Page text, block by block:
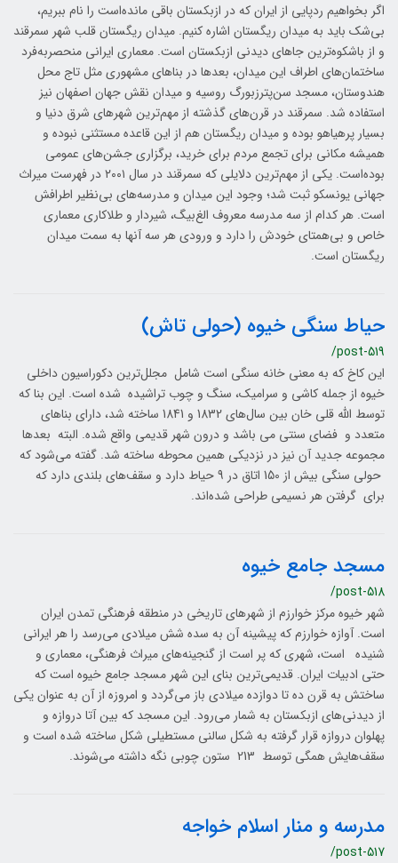
اگر بخواهیم ردپایی از ایران که در ازبکستان باقی مانده‌است را نام ببریم،
بی‌شک باید به میدان ریگستان اشاره کنیم. میدان ریگستان قلب شهر سمرقند
و از باشکوه‌ترین جاهای دیدنی ازبکستان است. معماری ایرانی منحصر‌به‌فرد
ساختمان‌های اطراف این میدان، بعدها در بناهای مشهوری مثل تاج محل
هندوستان، مسجد سن‌پترزبورگ روسیه و میدان نقش جهان اصفهان نیز
استفاده شد. سمرقند در قرن‌های گذشته از مهم‌ترین شهرهای شرق دنیا و
بسیار پرهیاهو بوده‌ و میدان ریگستان هم از این قاعده مستثنی نبوده و
همیشه مکانی برای تجمع مردم برای خرید، برگزاری جشن‌های عمومی
بوده‌است. یکی از مهم‌ترین دلایلی که سمرقند در سال ۲۰۰۱ در فهرست میراث
جهانی یونسکو ثبت شد؛ وجود این میدان و مدرسه‌های بی‌نظیر اطرافش
است. هر کدام از سه مدرسه معروف الغ‌بیگ، شیردار و طلاکاری معماری
خاص و بی‌همتای خودش را دارد و ورودی هر سه آنها به سمت میدان
ریگستان است.
حیاط سنگی خیوه (حولی تاش)
/post-519
این کاخ که به معنی خانه سنگی است شامل مجلل‌ترین دکوراسیون داخلی
خیوه از جمله کاشی و سرامیک، سنگ و چوب تراشیده شده است. این بنا که
توسط الله قلی خان بین سال‌های 1832 و 1841 ساخته شد، دارای بناهای
متعدد و فضای سنتی می باشد و درون شهر قدیمی واقع شده. البته بعدها
مجموعه جدید آن نیز در نزدیکی همین محوطه ساخته شد. گفته می‌شود که
حولی سنگی بیش از 150 اتاق در 9 حیاط دارد و سقف‌های بلندی دارد که
برای گرفتن هر نسیمی طراحی شده‌اند.
مسجد جامع خیوه
/post-518
شهر خیوه مرکز خوارزم از شهرهای تاریخی در منطقه فرهنگی تمدن ایران
است. آوازه خوارزم که پیشینه آن به سده شش میلادی می‌رسد را هر ایرانی
شنیده است، شهری که پر است از گنجینه‌های میراث فرهنگی، معماری و
حتی ادبیات ایران. قدیمی‌ترین بنای این شهر مسجد جامع خیوه است که
ساختش به قرن ده تا دوازده میلادی باز می‌گردد و امروزه از آن به عنوان یکی
از دیدنی‌های ازبکستان به شمار می‌رود. این مسجد که بین آتا دروازه و
پهلوان دروازه قرار گرفته به شکل سالنی مستطیلی شکل ساخته شده است و
سقف‌هایش همگی توسط 213 ستون چوبی نگه داشته می‌شوند.
مدرسه و منار اسلام خواجه
/post-517